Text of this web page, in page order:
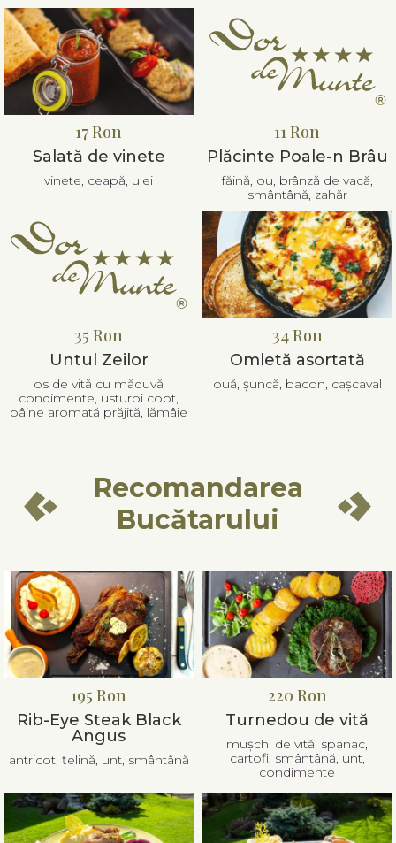
17 Ron
Salată de vinete
vinete, ceapă, ulei
35 Ron
Untul Zeilor
os de vită cu măduvă
condimente, usturoi copt,
pâine aromată prăjită, lămâie
11 Ron
Plăcinte Poale-n Brâu
făină, ou, brânză de vacă,
smântână, zahăr
34 Ron
Omletă asortată
ouă, șuncă, bacon, cașcaval
Recomandarea
Bucătarului
195 Ron
Rib-Eye Steak Black
Angus
antricot, țelină, unt, smântână
220 Ron
Turnedou de vită
mușchi de vită, spanac,
cartofi, smântână, unt,
condimente